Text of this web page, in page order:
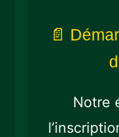
📄
Notre